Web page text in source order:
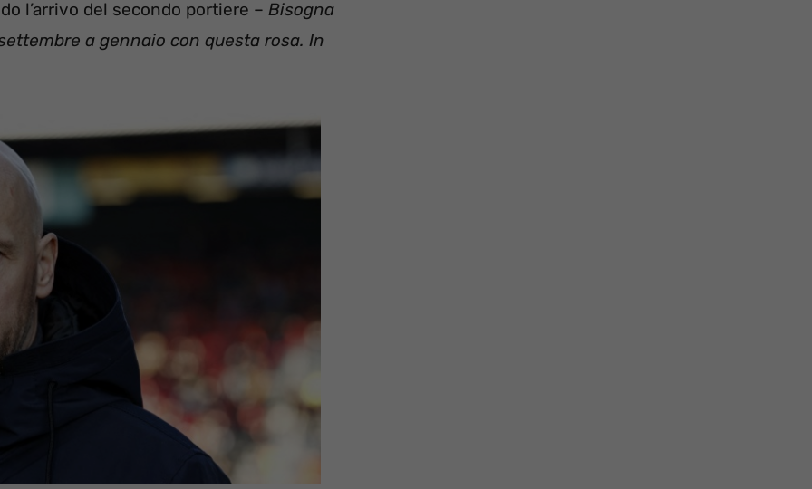
l’arrivo del secondo portiere – Bisogna
a gennaio con questa rosa. In